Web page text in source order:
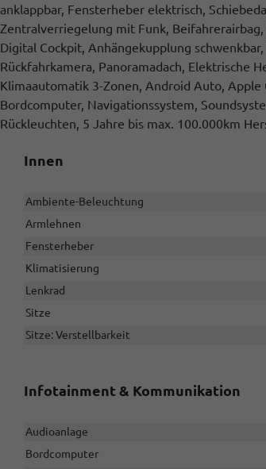
anklappbar, Fensterheber elektrisch,
Zentralverriegelung mit Funk,
Digital Cockpit, Anhängekupplung
Rückfahrkamera, Panoramadach, Elektrische
Klimaautomatik 3-Zonen, Android Auto,
Bordcomputer, Navigationssystem,
Rückleuchten, 5 Jahre bis max. 100.000km
Innen
Ambiente-Beleuchtung
Armlehnen
Fensterheber
Klimatisierung
Lenkrad
Sitze
Sitze: Verstellbarkeit
Infotainment & Kommunikation
Audioanlage
Bordcomputer